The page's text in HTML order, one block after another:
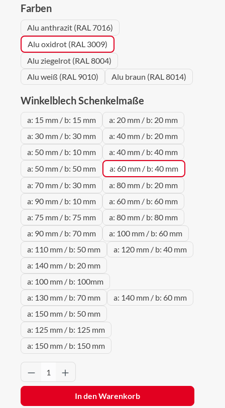
Farbenauswählen
Alu anthrazit (RAL 7016)
Alu oxidrot (RAL 3009)
Alu ziegelrot (RAL 8004)
Alu weiß (RAL 9010)
Alu braun (RAL 8014)
Winkelblech Schenkelmaße
a: 15 mm / b: 15 mm
a: 20 mm / b: 20 mm
a: 30 mm / b: 30 mm
a: 40 mm / b: 20 mm
a: 50 mm / b: 10 mm
a: 40 mm / b: 40 mm
a: 50 mm / b: 50 mm
a: 60 mm / b: 40 mm
a: 70 mm / b: 30 mm
a: 80 mm / b: 20 mm
a: 90 mm / b: 10 mm
a: 60 mm / b: 60 mm
a: 75 mm / b: 75 mm
a: 80 mm / b: 80 mm
a: 90 mm / b: 70 mm
a: 100 mm / b: 60 mm
a: 110 mm / b: 50 mm
a: 120 mm / b: 40 mm
a: 140 mm / b: 20 mm
a: 100 mm / b: 100mm
a: 130 mm / b: 70 mm
a: 140 mm / b: 60 mm
a: 150 mm / b: 50 mm
a: 125 mm / b: 125 mm
a: 150 mm / b: 150 mm
Produkt Anzahl: Gib den gewünschten
In den Warenkorb